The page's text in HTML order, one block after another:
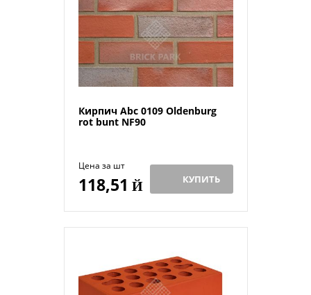
Кирпич Abc 0109 Oldenburg
rot bunt NF90
Цена за шт
118,51 Й КУПИТЬ